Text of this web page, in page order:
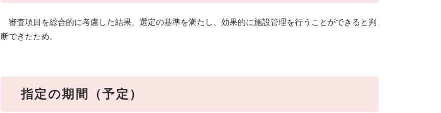
審査項目を総合的に考慮した結果、選定の基準を満たし、効果的に施設管理を行うことができると判
断できたため。
指定の期間（予定）